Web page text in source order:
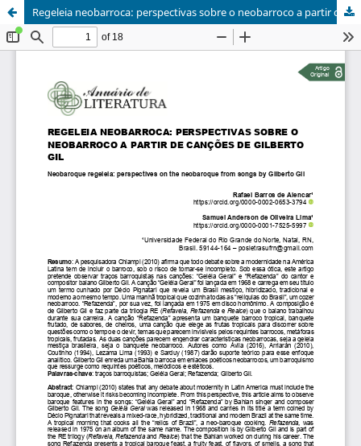
Regeleia neobarroca: perspectivas sobre o neobarroco a partir de canções de Gilberto Gil